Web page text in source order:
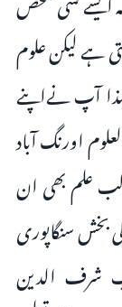
ہے لیکن علوم
آپ نےاپنے
العلوم اورنگ آباد
علم بھی ان
بخش سنگاپوری
شرف الدین